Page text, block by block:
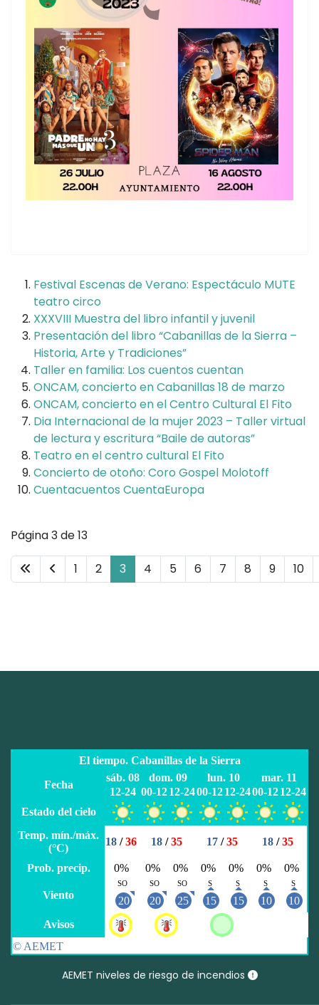
Festival Escenas de Verano: Espectáculo MUTE
teatro circo
XXXVIII Muestra del libro infantil y juvenil
Presentación del libro “Cabanillas de la Sierra –
Historia, Arte y Tradiciones”
Taller en familia: Los cuentos cuentan
ONCAM, concierto en Cabanillas 18 de marzo
ONCAM, concierto en el Centro Cultural El Fito
Dia Internacional de la mujer 2023 – Taller virtual
de lectura y escritura “Baile de autoras”
Teatro en el centro cultural El Fito
Concierto de otoño: Coro Gospel Molotoff
Cuentacuentos CuentaEuropa
Página 3 de 13
1 2 3 4 5 6 7 8 9 10
AEMET niveles de riesgo de incendios